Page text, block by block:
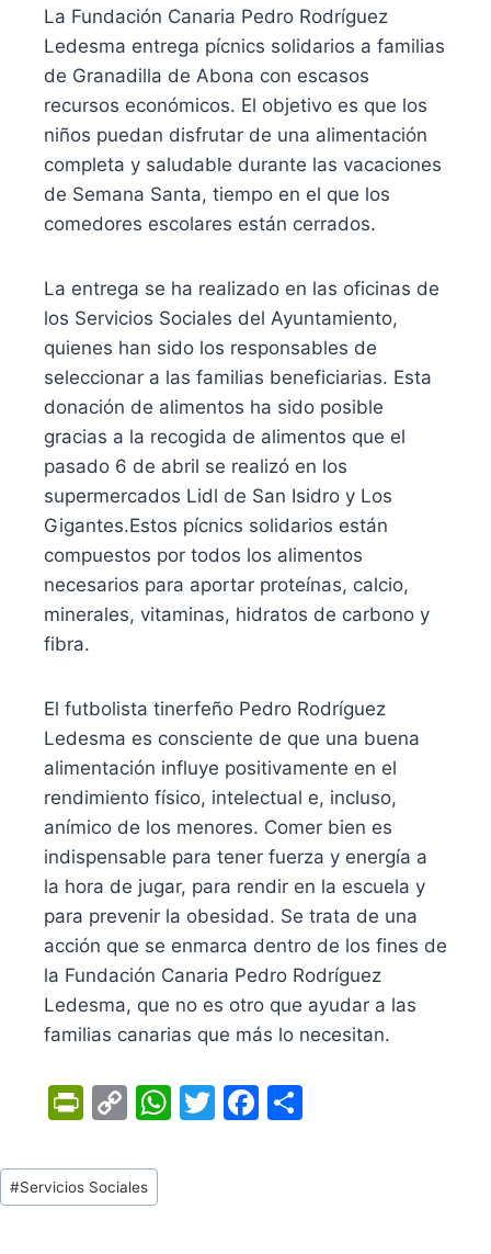
La Fundación Canaria Pedro Rodríguez
Ledesma entrega pícnics solidarios a familias
de Granadilla de Abona con escasos
recursos económicos. El objetivo es que los
niños puedan disfrutar de una alimentación
completa y saludable durante las vacaciones
de Semana Santa, tiempo en el que los
comedores escolares están cerrados.
La entrega se ha realizado en las oficinas de
los Servicios Sociales del Ayuntamiento,
quienes han sido los responsables de
seleccionar a las familias beneficiarias. Esta
donación de alimentos ha sido posible
gracias a la recogida de alimentos que el
pasado 6 de abril se realizó en los
supermercados Lidl de San Isidro y Los
Gigantes.Estos pícnics solidarios están
compuestos por todos los alimentos
necesarios para aportar proteínas, calcio,
minerales, vitaminas, hidratos de carbono y
fibra.
El futbolista tinerfeño Pedro Rodríguez
Ledesma es consciente de que una buena
alimentación influye positivamente en el
rendimiento físico, intelectual e, incluso,
anímico de los menores. Comer bien es
indispensable para tener fuerza y energía a
la hora de jugar, para rendir en la escuela y
para prevenir la obesidad. Se trata de una
acción que se enmarca dentro de los fines de
la Fundación Canaria Pedro Rodríguez
Ledesma, que no es otro que ayudar a las
familias canarias que más lo necesitan.
Pr
tF
ri
C
p
y
W T
F
Tags
de
#Servicios Sociales